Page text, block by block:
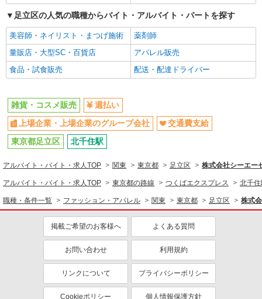
雑貨・コスメ販売
同じ特徴から求人を探す
上場企業・上場企業のグループ会
社
交通費支給
足立区の人気の職種からバイト・アルバイト・パートを探す
美容師・ネイリスト・まつげ施術
薬剤師
量販店・大型SC・百貨店
アパレル販売
食品・試食販売
配送・配達ドライバー
雑貨・コスメ販売
週払い
上場企業・上場企業のグループ会社
交通費支給
東京都足立区
北千住駅
アルバイト・バイト・求人TOP 関東 東京都 足立区 株式会社シーエー
アルバイト・バイト・求人TOP 東京都の路線 つくばエクスプレス 北千
職種・条件一覧 ファッション・アパレル 関東 東京都 足立区 株式
掲載ご希望のお客様へ よくある質問
お問い合わせ 利用規約
リンクについて プライバシーポリシー
Cookieポリシー 個人情報保護方針